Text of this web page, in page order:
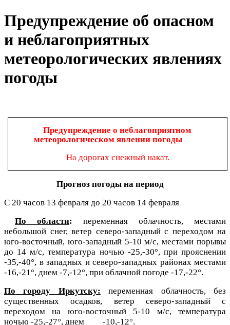
Предупреждение об опасном
и неблагоприятных
метеорологических явлениях
погоды
Предупреждение о неблагоприятном
метеорологическом явлении погоды
На дорогах снежный накат.
Прогноз погоды на период
С 20 часов 13 февраля до 20 часов 14 февраля
По области: переменная облачность, местами
небольшой снег, ветер северо-западный с переходом на
юго-восточный, юго-западный 5-10 м/с, местами порывы
до 14 м/с, температура ночью -25,-30°, при прояснении
-35,-40°, в западных и северо-западных районах местами
-16,-21°, днем -7,-12°, при облачной погоде -17,-22°.
По городу Иркутску: переменная облачность, без
существенных осадков, ветер северо-западный с
переходом на юго-восточный 5-10 м/с, температура
ночью -25,-27°, днем
-10,-12°.